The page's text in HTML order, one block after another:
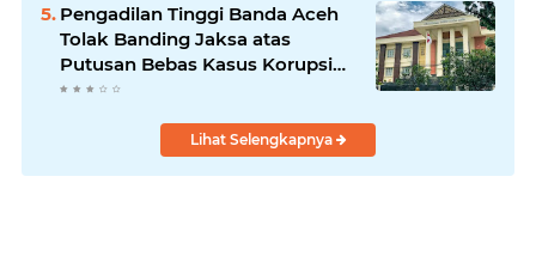
Pengadilan Tinggi Banda Aceh
Tolak Banding Jaksa atas
Putusan Bebas Kasus Korupsi
Wastafel
Lihat Selengkapnya